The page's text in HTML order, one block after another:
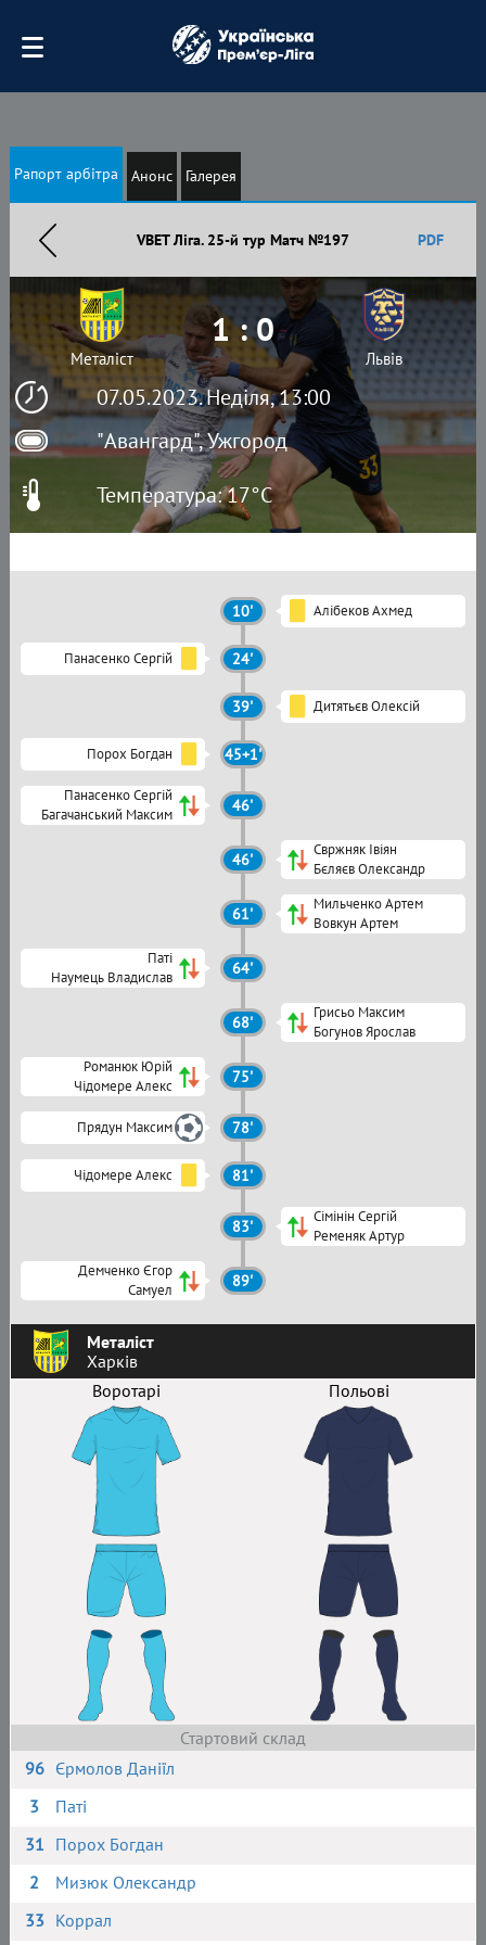
Рапорт арбітра Анонс Галерея
VBET Ліга. 25-й тур Матч №197 PDF
07.05.2023. Неділя, 13:00
"Авангард", Ужгород
Металіст
1 : 0
Львів
Температура: 17°C
Металіст
Харків
Воротарі
Польові
Стартовий склад
96 Єрмолов Даніїл
3
Паті
31 Порох Богдан
2
Мизюк Олександр
33 Коррал
10' Алібеков Ахмед
Панасенко Сергій 24'
39' Дитятьєв Олексій
Порох Богдан 45+1'
Панасенко Сергій
Багачанський Максим
46'
46'
Свржняк Івіян
Бєляєв Олександр
61'
Мильченко Артем
Вовкун Артем
Паті
Наумець Владислав
64'
68'
Грисьо Максим
Богунов Ярослав
Романюк Юрій
Чідомере Алекс
75'
Прядун Максим 78'
Чідомере Алекс 81'
83'
Сімінін Сергій
Ременяк Артур
Демченко Єгор
Самуел
89'